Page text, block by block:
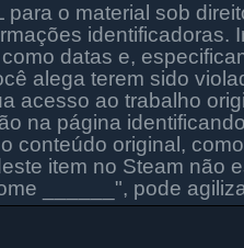
para o material sob
identificadoras.
datas e,
alega terem sido
acesso ao trabalho
na página
conteúdo original,
item no Steam não
______", pode